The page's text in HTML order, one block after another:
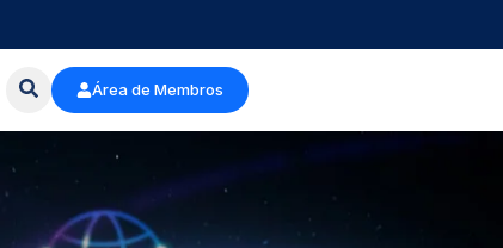
Área de Membros